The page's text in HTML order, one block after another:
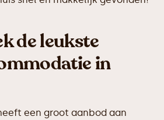
de leukste
in
een groot aanbod aan